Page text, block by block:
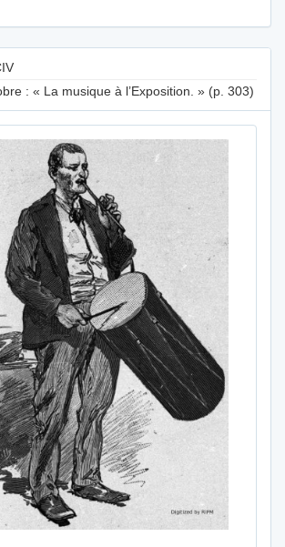
: « La musique à l’Exposition. » (p. 303)